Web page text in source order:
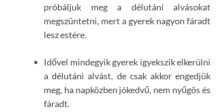
próbáljuk meg a délutáni alvásokat
megszüntetni, mert a gyerek nagyon fáradt
lesz estére.
Idővel mindegyik gyerek igyekszik elkerülni
a délutáni alvást, de csak akkor engedjük
meg, ha napközben jókedvű, nem nyűgös és
fáradt.